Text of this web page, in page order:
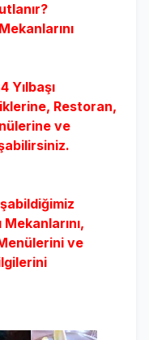
Yılbaşı
Restoran,
ve
Mekanlarını,
ve